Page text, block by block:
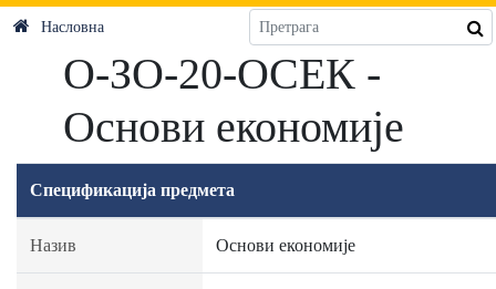
Насловна
О-ЗО-20-ОСЕК -
Основи економије
Спецификација предмета
Назив Основи економије